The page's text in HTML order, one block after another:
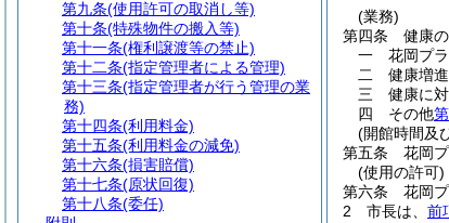
(業務)
第四条
健康
一
花岡プ
二
健康増
三
健康に
四
その他
(開館時間及
第五条
花岡
(使用の許可)
第六条
花岡
2
市長は、 前
第九条(使用許可の取消し等)
第十条(特殊物件の搬入等)
第十一条(権利譲渡等の禁止)
第十二条(指定管理者による管理)
第十三条(指定管理者が行う管理の業
務)
第十四条(利用料金)
第十五条(利用料金の減免)
第十六条(損害賠償)
第十七条(原状回復)
第十八条(委任)